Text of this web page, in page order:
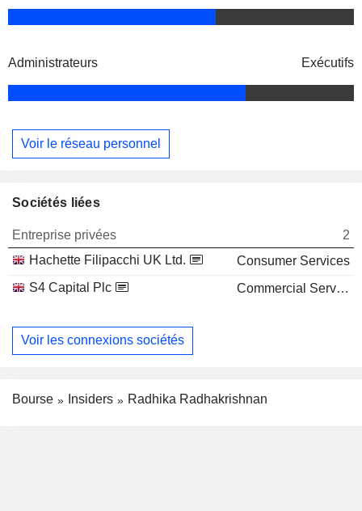
Administrateurs Exécutifs
Voir le réseau personnel
Sociétés liées
Entreprise privées
2
Hachette Filipacchi UK Ltd.
Consumer Services
S4 Capital Plc
Commercial Services
Voir les connexions sociétés
Bourse Insiders Radhika Radhakrishnan